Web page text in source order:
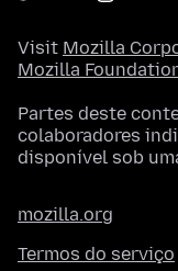
Visit Mozilla
Mozilla
Partes deste
colaboradores
disponível sob
mozilla.org
Termos do serviço